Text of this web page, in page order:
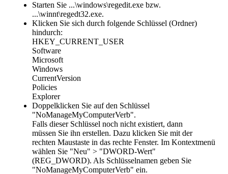
Starten Sie ...\windows\regedit.exe bzw.
...\winnt\regedt32.exe.
Klicken Sie sich durch folgende Schlüssel (Ordner)
hindurch:
HKEY_CURRENT_USER
Software
Microsoft
Windows
CurrentVersion
Policies
Explorer
Doppelklicken Sie auf den Schlüssel
"NoManageMyComputerVerb".
Falls dieser Schlüssel noch nicht existiert, dann
müssen Sie ihn erstellen. Dazu klicken Sie mit der
rechten Maustaste in das rechte Fenster. Im Kontextmenü
wählen Sie "Neu" > "DWORD-Wert"
(REG_DWORD). Als Schlüsselnamen geben Sie
"NoManageMyComputerVerb" ein.